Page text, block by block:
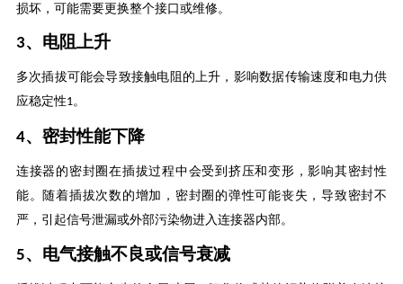
损坏，可能需要更换整个接口或维修‌。
3、‌电阻上升‌
多次插拔可能会导致接触电阻的上升，影响数据传输速度和电力供
应稳定性1。
4、‌密封性能下降‌
连接器的密封圈在插拔过程中会受到挤压和变形，影响其密封性
能。随着插拔次数的增加，密封圈的弹性可能丧失，导致密封不
严，引起信号泄漏或外部污染物进入连接器内部‌。
5、‌电气接触不良或信号衰减‌